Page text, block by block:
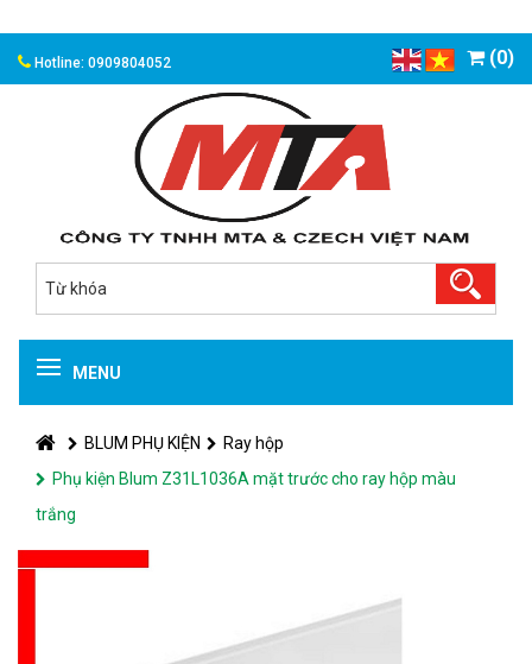
Hotline: 0909804052 (0)
MENU
BLUM PHỤ KIỆN
Ray hộp
Phụ kiện Blum Z31L1036A mặt trước cho ray hộp màu
trắng